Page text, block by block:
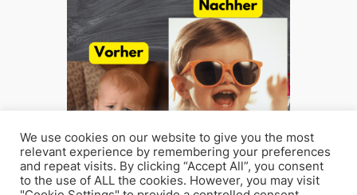
We use cookies on our website to give you the most
relevant experience by remembering your preferences
and repeat visits. By clicking “Accept All”, you consent
to the use of ALL the cookies. However, you may visit